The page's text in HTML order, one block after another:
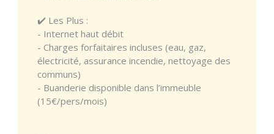
✔️ Les Plus :
- Internet haut débit
- Charges forfaitaires incluses (eau, gaz,
électricité, assurance incendie, nettoyage des
communs)
- Buanderie disponible dans l’immeuble
(15€/pers/mois)